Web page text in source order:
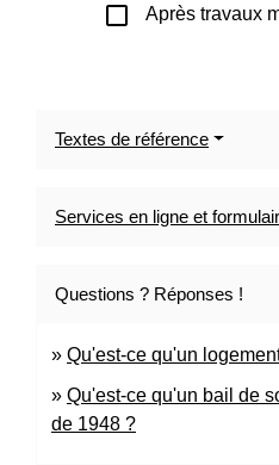
check_box_outline_blank Après travaux
Textes de référence
Services en ligne et
Questions ? Réponses !
Qu'est-ce qu'un
Qu'est-ce qu'un bail de
de 1948 ?